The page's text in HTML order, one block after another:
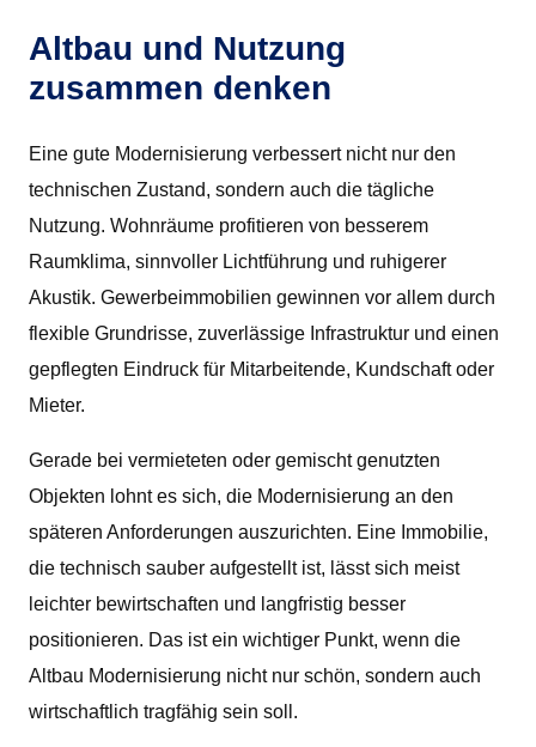
Altbau und Nutzung
zusammen denken
Eine gute Modernisierung verbessert nicht nur den
technischen Zustand, sondern auch die tägliche
Nutzung. Wohnräume profitieren von besserem
Raumklima, sinnvoller Lichtführung und ruhigerer
Akustik. Gewerbeimmobilien gewinnen vor allem durch
flexible Grundrisse, zuverlässige Infrastruktur und einen
gepflegten Eindruck für Mitarbeitende, Kundschaft oder
Mieter.
Gerade bei vermieteten oder gemischt genutzten
Objekten lohnt es sich, die Modernisierung an den
späteren Anforderungen auszurichten. Eine Immobilie,
die technisch sauber aufgestellt ist, lässt sich meist
leichter bewirtschaften und langfristig besser
positionieren. Das ist ein wichtiger Punkt, wenn die
Altbau Modernisierung nicht nur schön, sondern auch
wirtschaftlich tragfähig sein soll.